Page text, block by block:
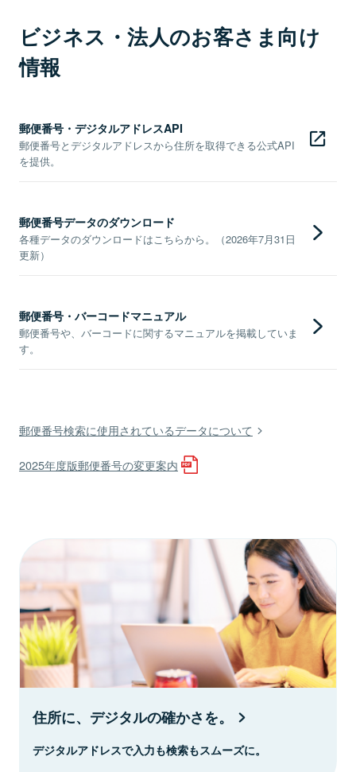
ビジネス・法人のお客さま向け
情報
郵便番号・デジタルアドレスAPI
郵便番号とデジタルアドレスから住所を取得できる公式API
を提供。
郵便番号データのダウンロード
各種データのダウンロードはこちらから。（2026年7月31日
更新）
郵便番号・バーコードマニュアル
郵便番号や、バーコードに関するマニュアルを掲載していま
す。
郵便番号検索に使用されているデータについて
2025年度版郵便番号の変更案内
住所に、デジタルの確かさを。
デジタルアドレスで入力も検索もスムーズに。